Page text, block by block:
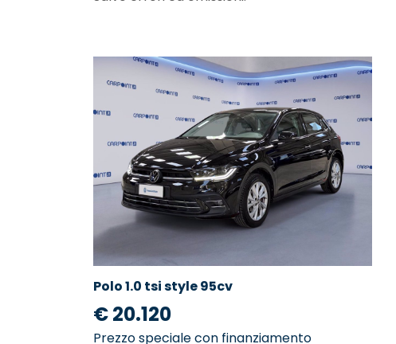
Polo 1.0 tsi style 95cv
€ 20.120
Prezzo speciale con finanziamento